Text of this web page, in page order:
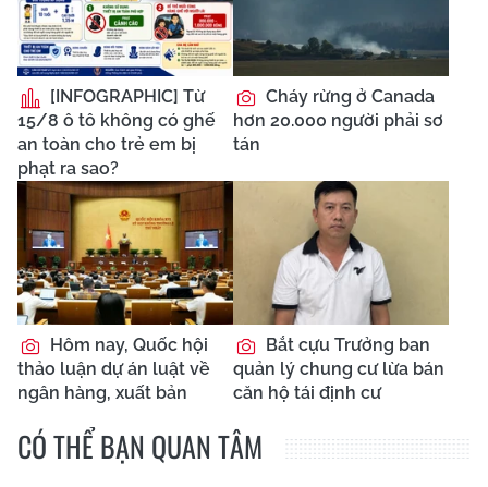
[INFOGRAPHIC] Từ
15/8 ô tô không có ghế
an toàn cho trẻ em bị
phạt ra sao?
Cháy rừng ở Canada
hơn 20.000 người phải sơ
tán
Hôm nay, Quốc hội
thảo luận dự án luật về
ngân hàng, xuất bản
Bắt cựu Trưởng ban
quản lý chung cư lừa bán
căn hộ tái định cư
CÓ THỂ BẠN QUAN TÂM